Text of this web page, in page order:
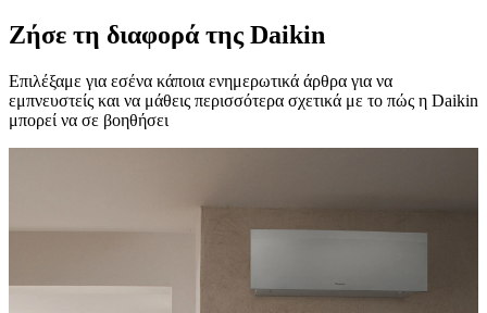
Ζήσε τη διαφορά της Daikin
Επιλέξαμε για εσένα κάποια ενημερωτικά άρθρα για να
εμπνευστείς και να μάθεις περισσότερα σχετικά με το πώς η Daikin
μπορεί να σε βοηθήσει